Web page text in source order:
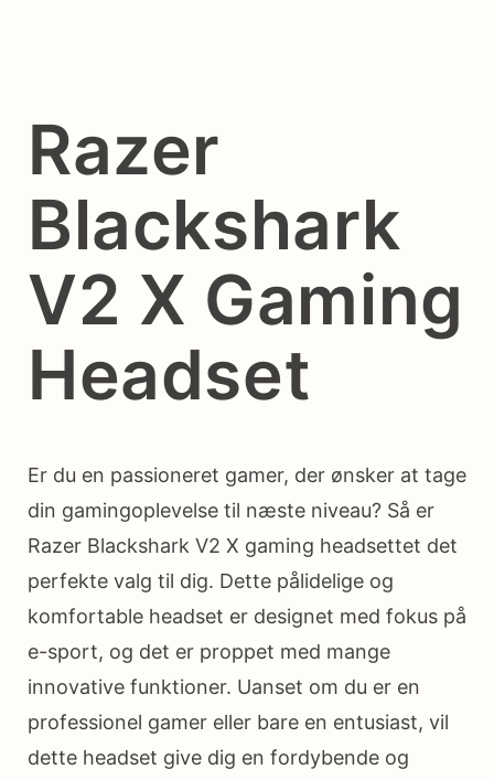
Razer
Blackshark
V2 X Gaming
Headset
Er du en passioneret gamer, der ønsker at tage
din gamingoplevelse til næste niveau? Så er
Razer Blackshark V2 X gaming headsettet det
perfekte valg til dig. Dette pålidelige og
komfortable headset er designet med fokus på
e-sport, og det er proppet med mange
innovative funktioner. Uanset om du er en
professionel gamer eller bare en entusiast, vil
dette headset give dig en fordybende og